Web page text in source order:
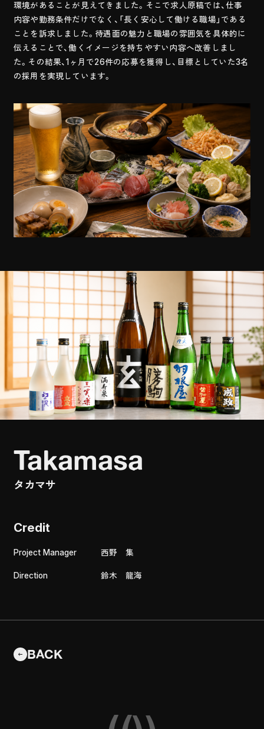
環境があることが見えてきました。そこで求人原稿では、仕事
内容や勤務条件だけでなく、「長く安心して働ける職場」である
ことを訴求しました。待遇面の魅力と職場の雰囲気を具体的に
伝えることで、働くイメージを持ちやすい内容へ改善しまし
た。その結果、1ヶ月で26件の応募を獲得し、目標としていた3名
の採用を実現しています。
Takamasa
タカマサ
BACK
Credit
Project Manager 西野 集
Direction 鈴木 龍海